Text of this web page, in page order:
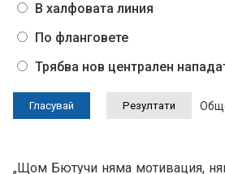
В халфовата линия
По фланговете
Трябва нов централен
„Щом Бютучи няма мотивация,